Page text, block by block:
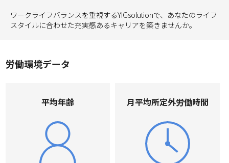
ワークライフバランスを重視するYIGsolutionで、あなたのライフ
スタイルに合わせた充実感あるキャリアを築きませんか。
労働環境データ
平均年齢 ⽉平均所定外労働時間